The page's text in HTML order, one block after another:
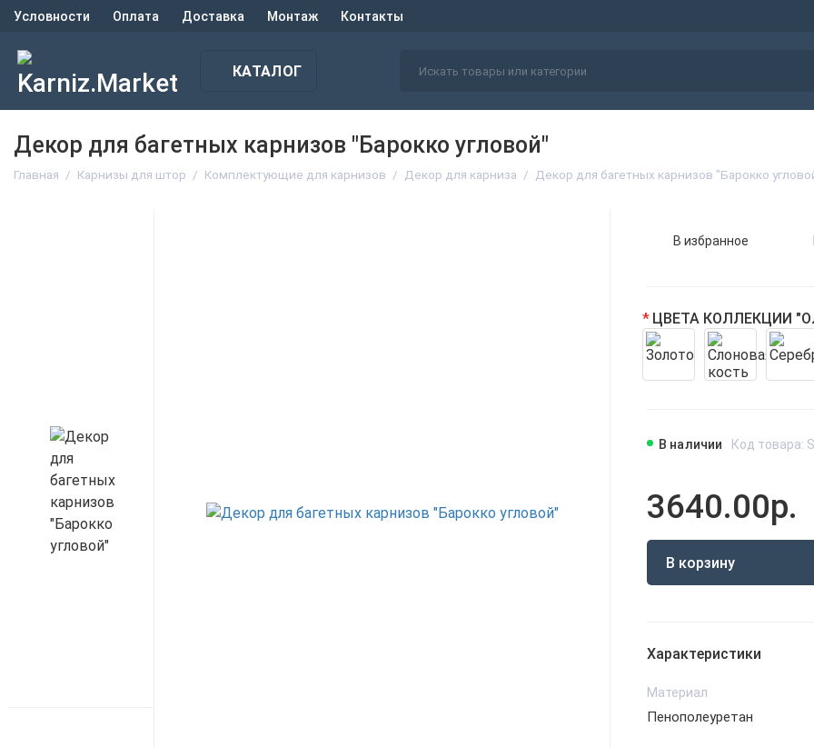
Условности Оплата Доставка Монтаж Контакты
КАТАЛОГ
Декор для багетных карнизов "Барокко угловой"
Главная Карнизы для штор Комплектующие для карнизов Декор для карниза Декор для багетных карнизов "Барокко
В наличии Код товара:
3640.00р.
В корзину
В избранное
ЦВЕТА КОЛЛЕКЦИИ
Характеристики
Материал
Пенополеуретан